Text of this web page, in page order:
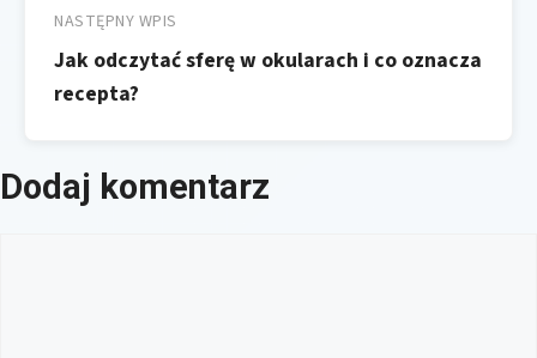
NASTĘPNY WPIS
Jak odczytać sferę w okularach i co oznacza
recepta?
Dodaj komentarz